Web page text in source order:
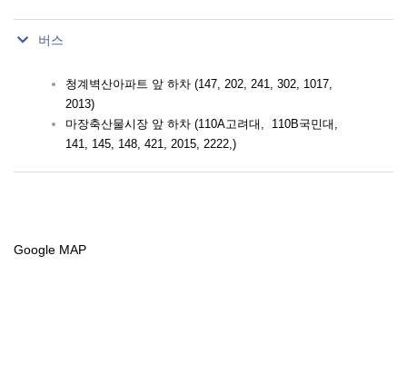
버스
청계벽산아파트 앞 하차 (147, 202, 241, 302, 1017,
2013)
마장축산물시장 앞 하차 (110A고려대, 110B국민대,
141, 145, 148, 421, 2015, 2222,)
Google MAP